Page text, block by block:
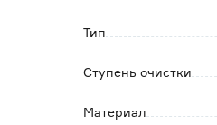
- легко очищается
- может
Обратите
Тип
Ступень очистки
Материал